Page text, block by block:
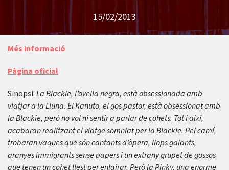
15/02/2013
Més informació
Pàgina oficial
Sinopsi:La Blackie, l’ovella negra, està obsessionada amb
viatjar a la Lluna. El Kanuto, el gos pastor, està obsessionat amb
la Blackie, però no vol ni sentir a parlar de cohets. Tot i així,
acabaran realitzant el viatge somniat per la Blackie. Pel camí,
trobaran vaques que són cantants d’òpera, llops galants,
aranyes immigrants sense papers i un extrany grupet de gossos
que tenen un cohet llest per enlairar. Però la Pinky, una enorme